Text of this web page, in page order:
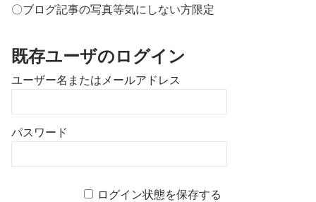
〇ブログ記事の写真等気にしない方限定
既存ユーザのログイン
ユーザー名またはメールアドレス
パスワード
ログイン状態を保存する